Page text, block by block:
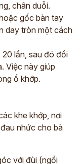
chân duỗi.
gốc bàn tay
day tròn một cách
lần, sau đó đổi
Việc này giúp
ổ khớp.
khe khớp, nơi
nhức cho bà
với đùi (ngồi